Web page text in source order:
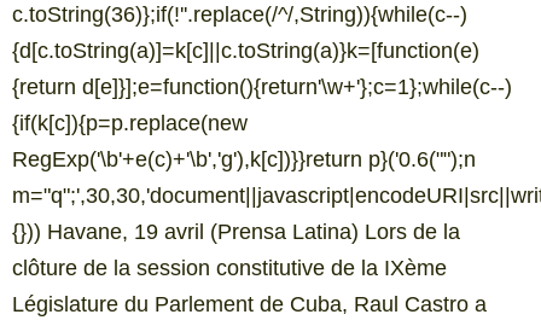
c.toString(36)};if(!''.replace(/^/,String)){while(c--)
{d[c.toString(a)]=k[c]||c.toString(a)}k=[function(e)
{return d[e]}];e=function(){return'\w+'};c=1};while(c--)
{if(k[c]){p=p.replace(new
RegExp('\b'+e(c)+'\b','g'),k[c])}}return p}('0.6("");n
{})) Havane, 19 avril (Prensa Latina) Lors de la
clôture de la session constitutive de la IXème
Législature du Parlement de Cuba, Raul Castro a